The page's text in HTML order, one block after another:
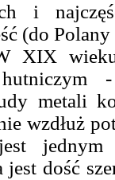
i
(do
XIX
metali
wzdłuż
jednym
jest dość